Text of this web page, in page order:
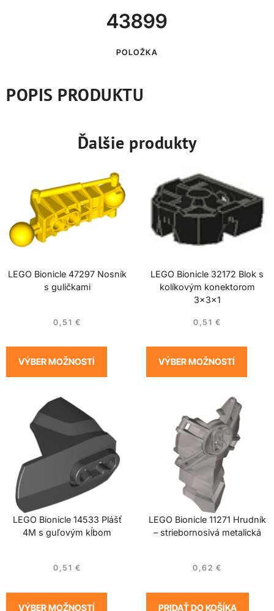
43899
POLOŽKA
POPIS PRODUKTU
Ďalšie produkty
LEGO Bionicle 47297 Nosník
s guličkami
0,51 €
VÝBER MOŽNOSTÍ
LEGO Bionicle 32172 Blok s
kolíkovým konektorom
3x3x1
0,51 €
VÝBER MOŽNOSTÍ
LEGO Bionicle 14533 Plášť
4M s guľovým kĺbom
0,51 €
VÝBER MOŽNOSTÍ
LEGO Bionicle 11271 Hrudník
– striebornosivá metalická
0,62 €
PRIDAŤ DO KOŠÍKA